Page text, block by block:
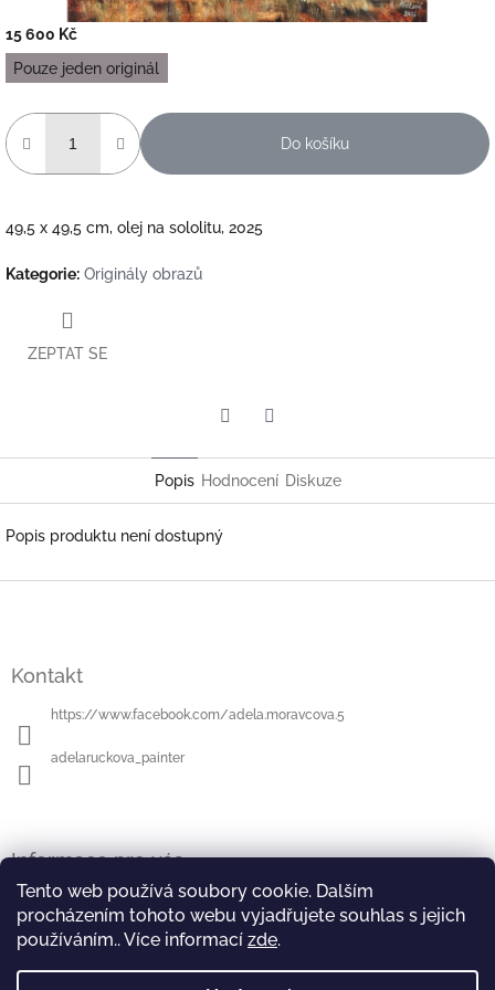
Tento web používá soubory cookie. Dalším
procházením tohoto webu vyjadřujete souhlas s jejich
používáním.. Více informací zde.
15 600 Kč
Měrná
cena:
Pouze jeden originál
Do košíku
49,5 x 49,5 cm, olej na sololitu, 2025
Kategorie: Originály obrazů
ZEPTAT SE
Popis Hodnocení Diskuze
Popis produktu není dostupný
Kontakt
https://www.facebook.com/adela.moravcova.5
adelaruckova_painter
Informace pro vás
Obchodní podmínky
Podmínky ochrany osobních údajů